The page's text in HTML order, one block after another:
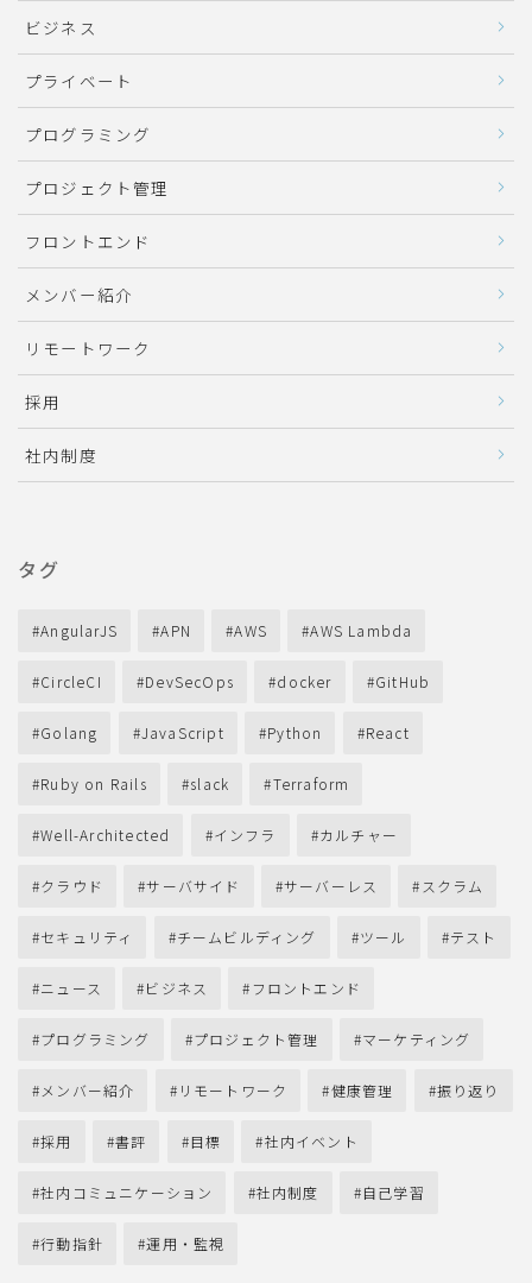
ビジネス
プライベート
プログラミング
プロジェクト管理
フロントエンド
メンバー紹介
リモートワーク
採用
社内制度
タグ
AngularJS APN AWS AWS Lambda
CircleCI DevSecOps docker GitHub
Golang JavaScript Python React
Ruby on Rails slack Terraform
Well-Architected インフラ カルチャー
クラウド サーバサイド サーバーレス スクラム
セキュリティ チームビルディング ツール テスト
ニュース ビジネス フロントエンド
プログラミング プロジェクト管理 マーケティング
メンバー紹介 リモートワーク 健康管理 振り返り
採用 書評 目標 社内イベント
社内コミュニケーション 社内制度 自己学習
行動指針 運用・監視